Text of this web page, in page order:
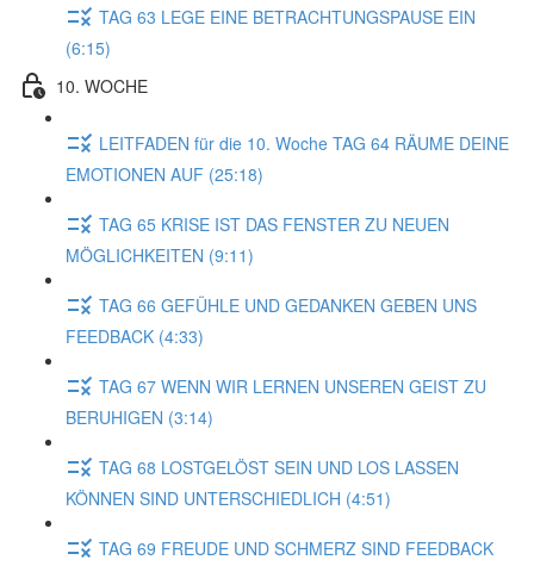
TAG 63 LEGE EINE BETRACHTUNGSPAUSE EIN
(6:15)
10. WOCHE
LEITFADEN für die 10. Woche TAG 64 RÄUME DEINE
EMOTIONEN AUF (25:18)
TAG 65 KRISE IST DAS FENSTER ZU NEUEN
MÖGLICHKEITEN (9:11)
TAG 66 GEFÜHLE UND GEDANKEN GEBEN UNS
FEEDBACK (4:33)
TAG 67 WENN WIR LERNEN UNSEREN GEIST ZU
BERUHIGEN (3:14)
TAG 68 LOSTGELÖST SEIN UND LOS LASSEN
KÖNNEN SIND UNTERSCHIEDLICH (4:51)
TAG 69 FREUDE UND SCHMERZ SIND FEEDBACK